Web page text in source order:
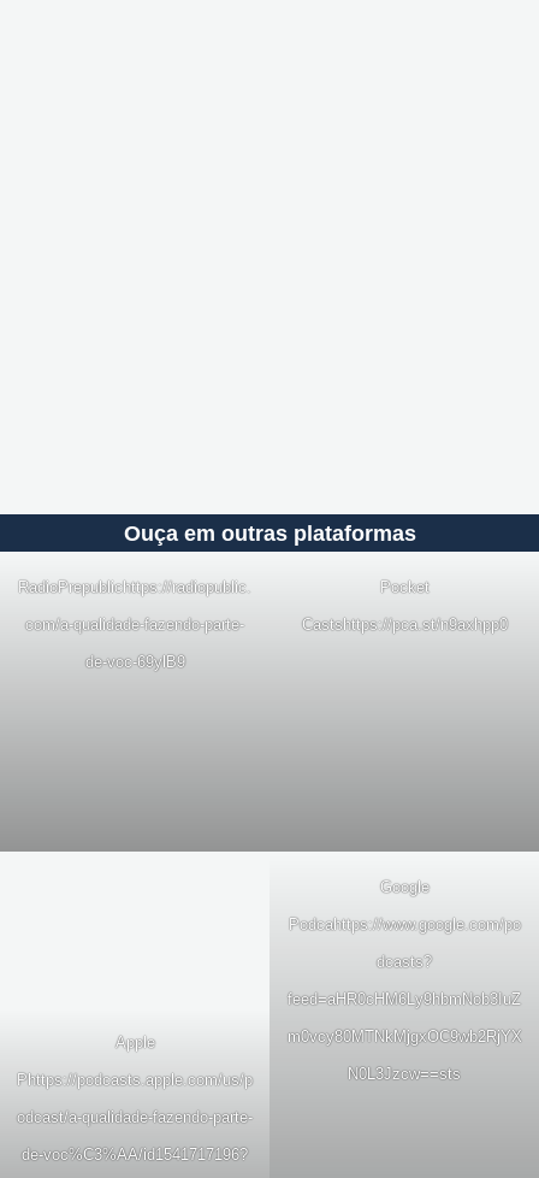
Ouça em outras plataformas
RadioPrepublichttps://radiopublic.
com/a-qualidade-fazendo-parte-
de-voc-69ylB9
Pocket
Castshttps://pca.st/n9axhpp0
Apple
Phttps://podcasts.apple.com/us/p
odcast/a-qualidade-fazendo-parte-
de-voc%C3%AA/id1541717196?
Google
Podcahttps://www.google.com/po
dcasts?
feed=aHR0cHM6Ly9hbmNob3IuZ
m0vcy80MTNkMjgxOC9wb2RjYX
N0L3Jzcw==sts